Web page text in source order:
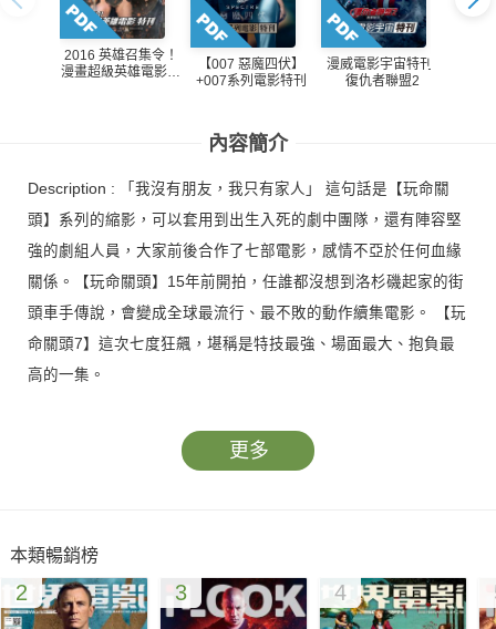
2016 英雄召集令！
漫畫超級英雄電影特
【007 惡魔四伏】
+007系列電影特刊
漫威電影宇宙特刊-
復仇者聯盟2
內容簡介
Description : 「我沒有朋友，我只有家人」 這句話是【玩命關
頭】系列的縮影，可以套用到出生入死的劇中團隊，還有陣容堅
強的劇組人員，大家前後合作了七部電影，感情不亞於任何血緣
關係。【玩命關頭】15年前開拍，任誰都沒想到洛杉磯起家的街
頭車手傳說，會變成全球最流行、最不敗的動作續集電影。 【玩
命關頭7】這次七度狂飆，堪稱是特技最強、場面最大、抱負最
高的一集。
更多
本類暢銷榜
2 3 4